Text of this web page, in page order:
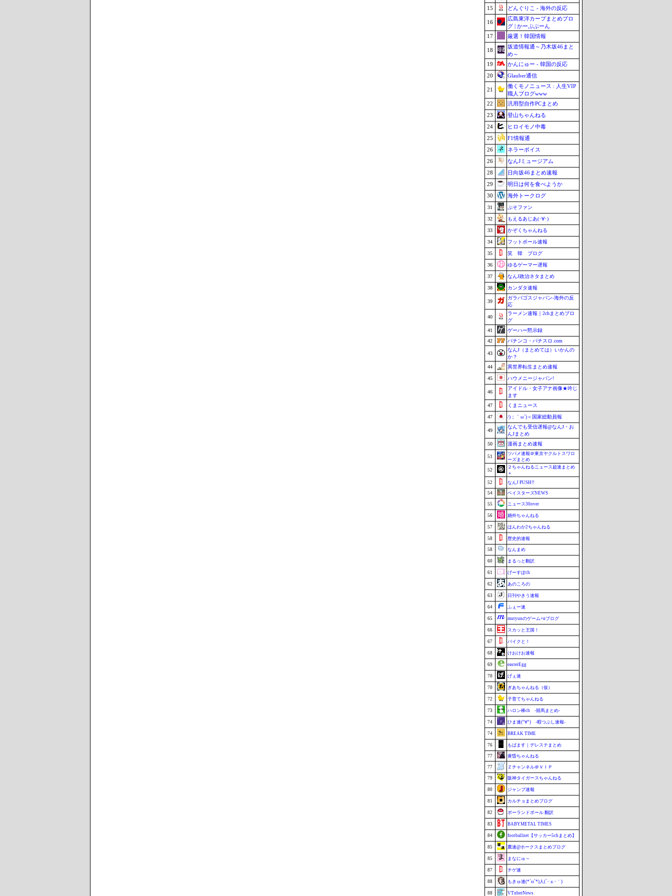
15
どんぐりこ - 海外の反応
16
広島東洋カープまとめブロ
グ | かーぷぶーん
17
厳選！韓国情報
18
坂道情報通～乃木坂46まと
め～
19
かんにゅー - 韓国の反応
20
Glauber通信
21
働くモノニュース : 人生VIP
職人ブログwww
22
汎用型自作PCまとめ
23
登山ちゃんねる
24
ヒロイモノ中毒
25
F1情報通
26
ネラーボイス
26
なんJミュージアム
28
日向坂46まとめ速報
29
明日は何を食べようか
30
海外トークログ
31 ぷそファン
32 もえるあじあ(･∀･)
33 かぞくちゃんねる
34 フットボール速報
35 笑 韓 ブログ
36 ゆるゲーマー遅報
37 なんJ政治ネタまとめ
38 カンダタ速報
39
ガラパゴスジャパン-海外の反
応
40
ラーメン速報｜2chまとめブロ
グ
41
ゲーハー黙示録
42
パチンコ・パチスロ.com
43
なんJ（まとめては）いかんの
か？
44
異世界転生まとめ速報
45 ハウメニージャパン!
46
アイドル・女子アナ画像★吟じ
ます
47
くまニュース
47 /)；｀ω´)＜国家総動員報
49
なんでも受信遅報@なんJ・お
んJまとめ
50
漫画まとめ速報
51
ツバメ速報＠東京ヤクルトスワロ
ーズまとめ
52
２ちゃんねるニュース超速まとめ
＋
52
なんJ PUSH!!
54 ベイスターズNEWS
55 ニュース30over
56 婚外ちゃんねる
57 ほんわか2ちゃんねる
58 歴史的速報
58 なんまめ
60 まるっと翻訳
61 げーすぽch
62 あのころの
63 日刊やきう速報
64 ふぇー速
65 mutyunのゲーム+αブログ
66 スカッと王国！
67 バイクと！
68 けおけお速報
69 easterEgg
70 げぇ速
70 ぎあちゃんねる（仮）
72 子育てちゃんねる
73 ハロン棒ch -競馬まとめ-
74 ひま速(°∀°) -暇つぶし速報-
74 BREAK TIME
76 もばます｜デレステまとめ
77 黄昏ちゃんねる
77 Ｚチャンネル＠ＶＩＰ
79 阪神タイガースちゃんねる
80 ジャンプ速報
81 カルチョまとめブログ
82 ポーランドボール 翻訳
83 BABYMETAL TIMES
84 footballnet【サッカー5chまとめ】
85 鷹速@ホークスまとめブログ
85 まなにゅ～
87 チゲ速
88 もきゅ速(*´ω`*)人(´･ェ･｀)
88 VTuberNews